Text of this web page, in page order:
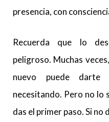
presencia, con
Recuerda que lo
peligroso. Muchas
nuevo puede
necesitando. Pero no lo
das el primer paso. Si no